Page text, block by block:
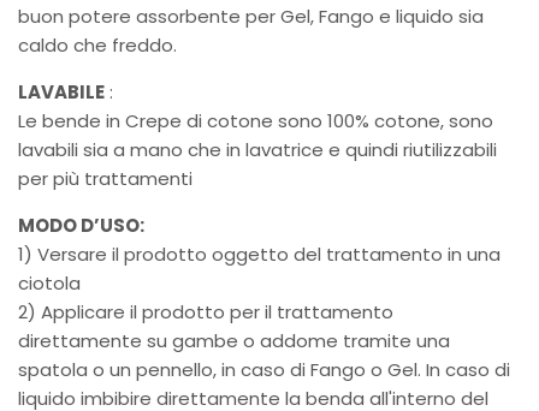
buon potere assorbente per Gel, Fango e liquido sia
caldo che freddo.
LAVABILE:
Le bende in Crepe di cotone sono 100% cotone, sono
lavabili sia a mano che in lavatrice e quindi riutilizzabili
per più trattamenti
MODO D’USO:
1) Versare il prodotto oggetto del trattamento in una
ciotola
2) Applicare il prodotto per il trattamento
direttamente su gambe o addome tramite una
spatola o un pennello, in caso di Fango o Gel. In caso di
liquido imbibire direttamente la benda all'interno del